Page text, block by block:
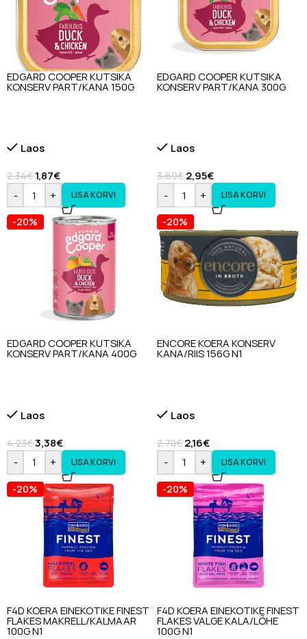
EDGARD COOPER KUTSIKA
KONSERV PART/KANA 150G
Laos
2,34€ 1,87€
-
+ LISA KORVI
EDGARD COOPER KUTSIKA
KONSERV PART/KANA 300G
Laos
3,69€ 2,95€
-
+ LISA KORVI
-20%
EDGARD COOPER KUTSIKA
KONSERV PART/KANA 400G
Laos
4,23€3,38€
-
+ LISA KORVI
-20%
ENCORE KOERA KONSERV
KANA/RIIS 156G N1
Laos
2,70€ 2,16€
-
+ LISA KORVI
-20%
F4D KOERA EINEKOTIKE FINEST
FLAKES MAKRELL/KALMAAR
100G N1
-20%
F4D KOERA EINEKOTIKE FINEST
FLAKES VALGE KALA/LÕHE
100G N1